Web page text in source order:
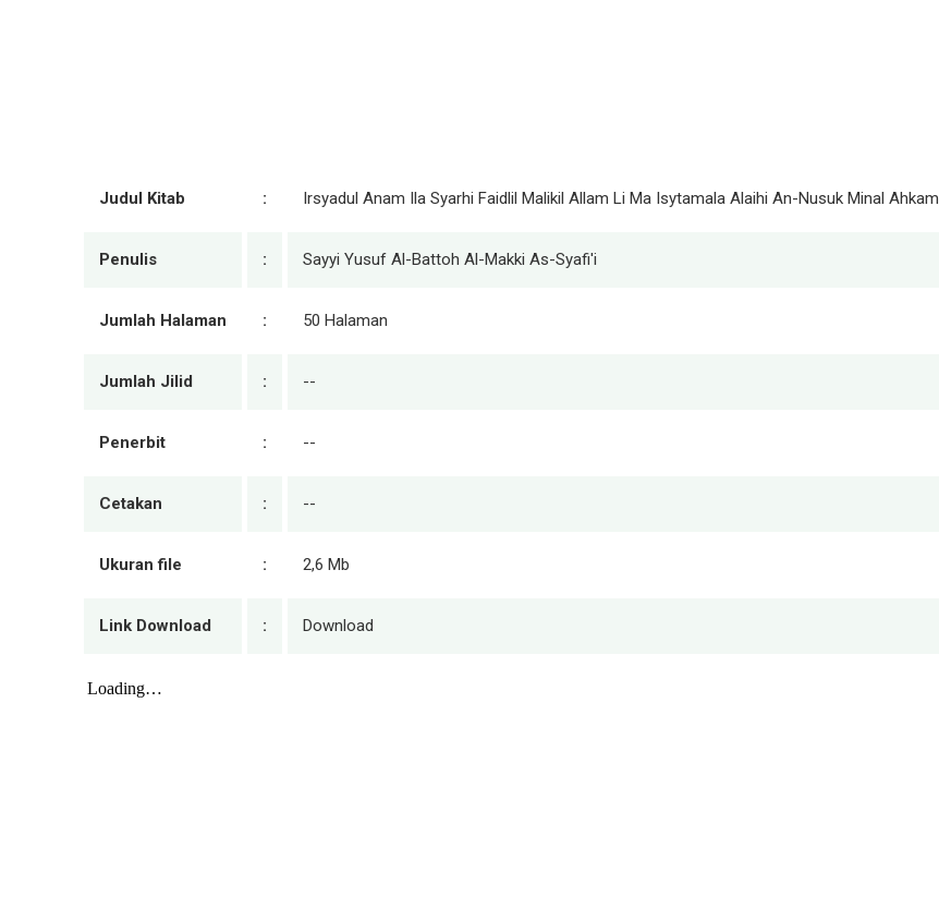
Judul Kitab : Irsyadul Anam Ila Syarhi Faidlil Malikil Allam Li Ma Isytamala Alaihi An-Nusuk Minal Ahkam
Penulis : Sayyi Yusuf Al-Battoh Al-Makki As-Syafi'i
Jumlah Halaman : 50 Halaman
Jumlah Jilid : --
Penerbit : --
Cetakan : --
Ukuran file : 2,6 Mb
Link Download : Download